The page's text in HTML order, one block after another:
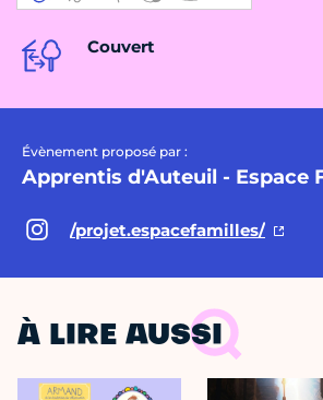
Couvert
Évènement proposé par :
Apprentis d'Auteuil - Espace
/projet.espacefamilles/
À LIRE AUSSI